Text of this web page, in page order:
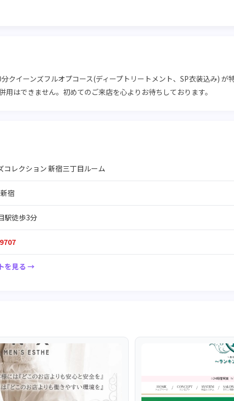
クイーンズフルオプコース(ディープトリートメント、SP衣装込み)
用はできません。初めてのご来店を心よりお待ちしております。
コレクション 新宿三丁目ルーム
新宿
駅徒歩3分
を見る →